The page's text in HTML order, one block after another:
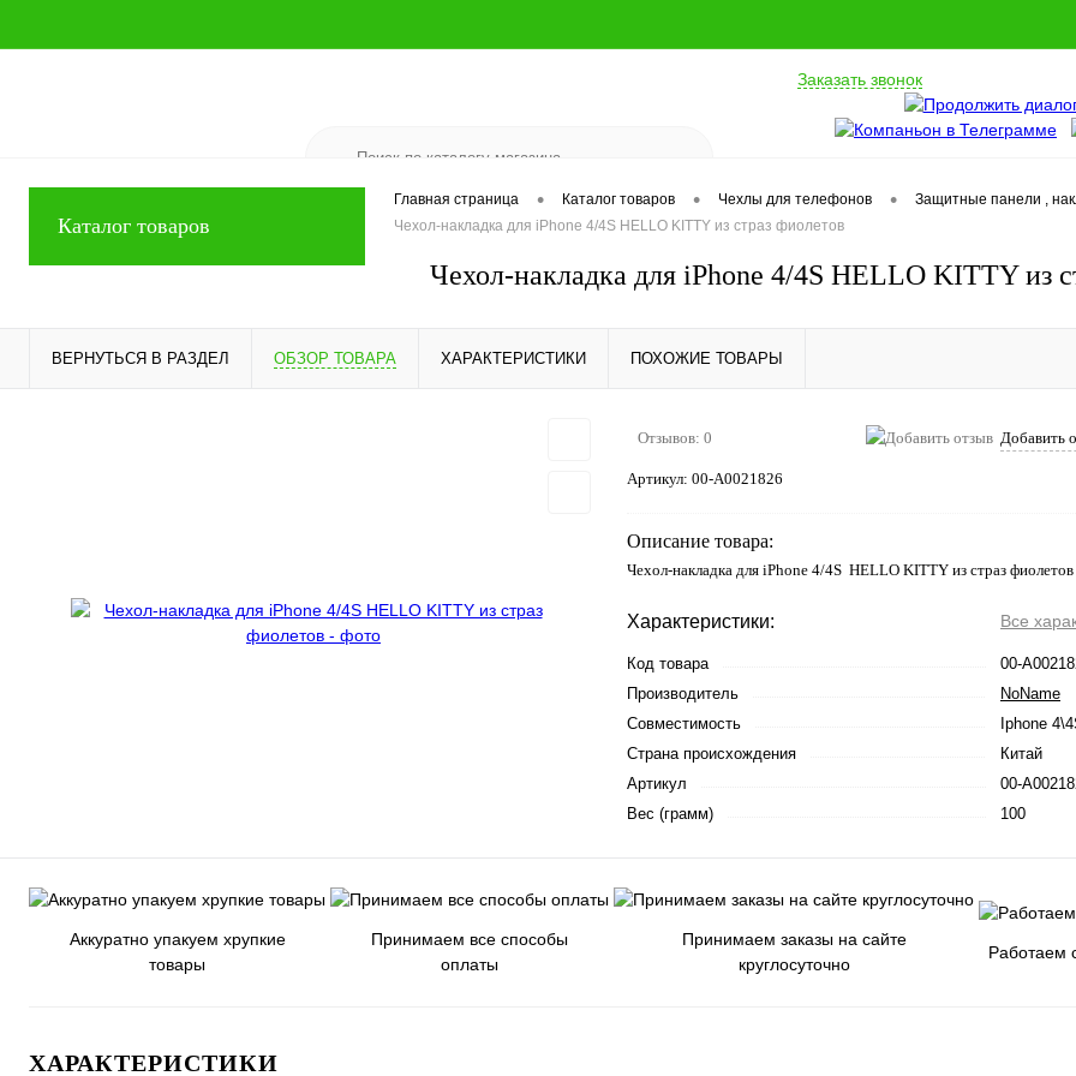
Заказать звонок
Каталог товаров
Главная страница • Каталог товаров • Чехлы для телефонов •
Защитные панели ,
Чехол-накладка для iPhone 4/4S HELLO KITTY из страз фиолетов
Чехол-накладка для iPhone 4/4S HELLO KITTY из
ВЕРНУТЬСЯ В РАЗДЕЛ ОБЗОР ТОВАРА ХАРАКТЕРИСТИКИ ПОХОЖИЕ ТОВАРЫ
Отзывов: 0 Добавить
Артикул: 00-А0021826
Описание товара:
Чехол-накладка для iPhone 4/4S HELLO KITTY из страз фиолетов
Характеристики: Все
Код товара
00-
Производитель
NoName
Совместимость
Iphone
Страна происхождения
Китай
Артикул
00-
Вес (грамм)
100
Аккуратно упакуем хрупкие
товары
Принимаем все способы
оплаты
Принимаем заказы на сайте
круглосуточно
Работаем
ХАРАКТЕРИСТИКИ